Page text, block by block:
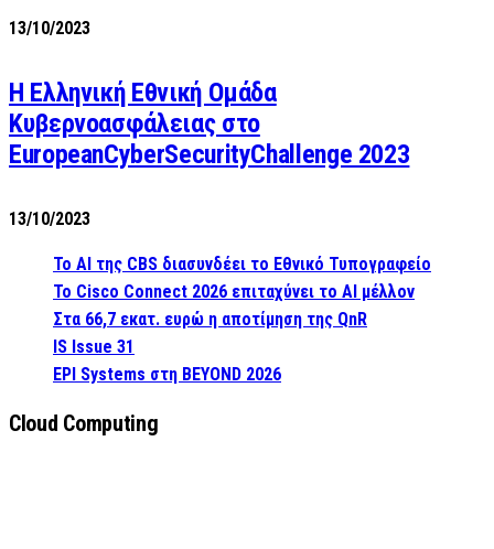
13/10/2023
Η Ελληνική Εθνική Ομάδα
Κυβερνοασφάλειας στο
EuropeanCyberSecurityChallenge 2023
13/10/2023
Το AI της CBS διασυνδέει το Εθνικό Τυπογραφείο
Το Cisco Connect 2026 επιταχύνει το AI μέλλον
Στα 66,7 εκατ. ευρώ η αποτίμηση της QnR
IS Issue 31
EPI Systems στη BEYOND 2026
Cloud Computing